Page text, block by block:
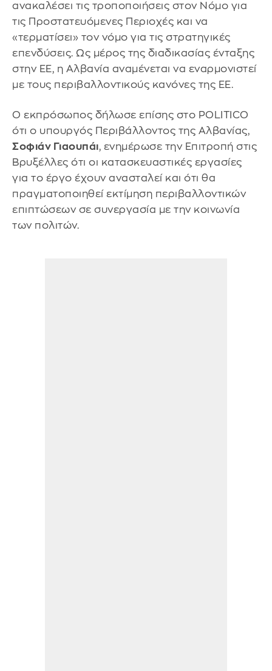
ανακαλέσει τις τροποποιήσεις στον Νόμο για
τις Προστατευόμενες Περιοχές και να
«τερματίσει» τον νόμο για τις στρατηγικές
επενδύσεις. Ως μέρος της διαδικασίας ένταξης
στην ΕΕ, η Αλβανία αναμένεται να εναρμονιστεί
με τους περιβαλλοντικούς κανόνες της ΕΕ.
Ο εκπρόσωπος δήλωσε επίσης στο POLITICO
ότι ο υπουργός Περιβάλλοντος της Αλβανίας,
Σοφιάν Γιαουπάι, ενημέρωσε την Επιτροπή στις
Βρυξέλλες ότι οι κατασκευαστικές εργασίες
για το έργο έχουν ανασταλεί και ότι θα
πραγματοποιηθεί εκτίμηση περιβαλλοντικών
επιπτώσεων σε συνεργασία με την κοινωνία
των πολιτών.